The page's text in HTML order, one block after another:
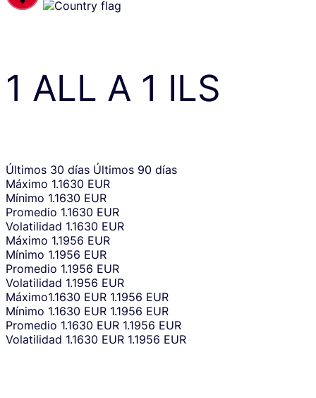
1 ALL A 1 ILS
Últimos 30 días Últimos 90 días
Máximo 1.1630 EUR
Mínimo 1.1630 EUR
Promedio 1.1630 EUR
Volatilidad 1.1630 EUR
Máximo 1.1956 EUR
Mínimo 1.1956 EUR
Promedio 1.1956 EUR
Volatilidad 1.1956 EUR
Máximo1.1630 EUR 1.1956 EUR
Mínimo 1.1630 EUR 1.1956 EUR
Promedio 1.1630 EUR 1.1956 EUR
Volatilidad 1.1630 EUR 1.1956 EUR